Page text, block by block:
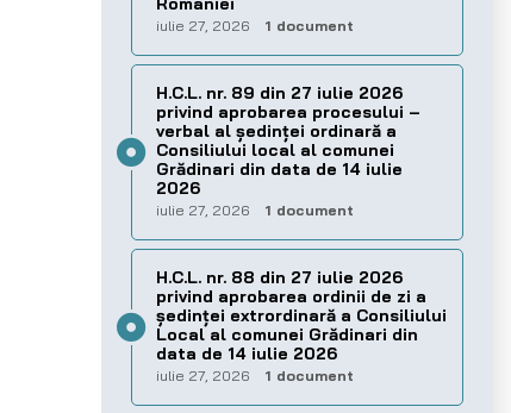
iulie 27, 2026 1 document
H.C.L. nr. 89 din 27 iulie 2026
privind aprobarea procesului –
verbal al şedinţei ordinară a
Consiliului local al comunei
Grădinari din data de 14 iulie
2026
iulie 27, 2026 1 document
H.C.L. nr. 88 din 27 iulie 2026
privind aprobarea ordinii de zi a
şedinţei extrordinară a Consiliului
Local al comunei Grădinari din
data de 14 iulie 2026
iulie 27, 2026 1 document